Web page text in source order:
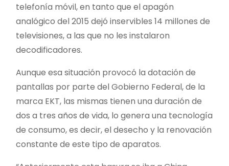
telefonía móvil, en tanto que el apagón
analógico del 2015 dejó inservibles 14 millones de
televisiones, a las que no les instalaron
decodificadores.
Aunque esa situación provocó la dotación de
pantallas por parte del Gobierno Federal, de la
marca EKT, las mismas tienen una duración de
dos a tres años de vida, lo genera una tecnología
de consumo, es decir, el desecho y la renovación
constante de este tipo de aparatos.